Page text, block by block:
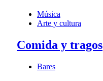
Música
Arte y cultura
Comida y tragos
Bares